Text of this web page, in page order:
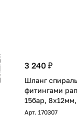
3 240 ₽
Шланг
фитингами
15бар,
Арт. 170307